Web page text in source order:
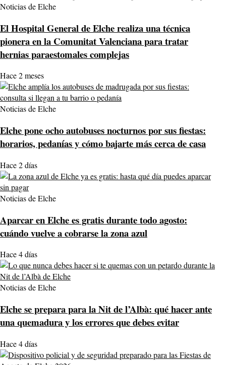
Noticias de Elche
El Hospital General de Elche realiza una técnica
pionera en la Comunitat Valenciana para tratar
hernias paraestomales complejas
Hace 2 meses
Noticias de Elche
Elche pone ocho autobuses nocturnos por sus fiestas:
horarios, pedanías y cómo bajarte más cerca de casa
Hace 2 días
Noticias de Elche
Aparcar en Elche es gratis durante todo agosto:
cuándo vuelve a cobrarse la zona azul
Hace 4 días
Noticias de Elche
Elche se prepara para la Nit de l’Albà: qué hacer ante
una quemadura y los errores que debes evitar
Hace 4 días